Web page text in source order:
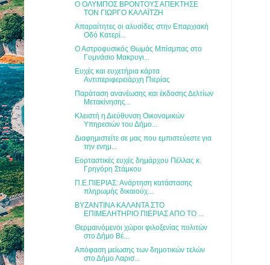
Ο ΟΛΥΜΠΟΣ ΒΡΟΝΤΟΥΣ ΑΠΕΚΤΗΣΕ
ΤΟΝ ΓΙΩΡΓΟ ΚΑΛΑΪΤΖΗ
Απαραίτητες οι αλυσίδες στην Επαρχιακή
Οδό Κατερί...
Ο Αστροφυσικός Θωμάς Μπίσμπας στο
Γυμνάσιο Μακρυγι...
Ευχές και ευχετήρια κάρτα
Αντιπεριφερειάρχη Πιερίας
Παράταση ανανέωσης και έκδοσης Δελτίων
Μετακίνησης...
Κλειστή η Διεύθυνση Οικονομικών
Υπηρεσιών του Δήμο...
Διαφημιστείτε σε μας που εμπιστεύεστε για
την ενημ...
Εορταστικές ευχές δημάρχου Πέλλας κ.
Γρηγόρη Στάμκου
Π.Ε.ΠΙΕΡΙΑΣ: Ανάρτηση κατάστασης
πληρωμής δικαιούχ...
ΒΥΖΑΝΤΙΝΑ ΚΑΛΑΝΤΑ ΣΤΟ
ΕΠΙΜΕΛΗΤΗΡΙΟ ΠΙΕΡΙΑΣ ΑΠΟ ΤΟ ...
Θερμαινόμενοι χώροι φιλοξενίας πολιτών
στο Δήμο Βέ...
Απόφαση μείωσης των δημοτικών τελών
στο Δήμο Λαρισ...